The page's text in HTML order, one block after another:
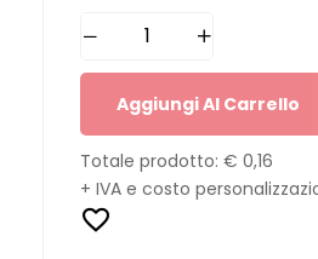
Aggiungi Al Carrello
Totale prodotto: € 0,16
+ IVA e costo